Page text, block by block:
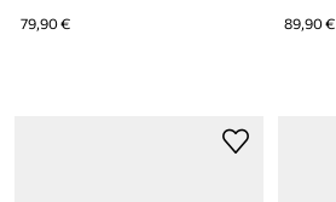
79,90 € 89,90 €